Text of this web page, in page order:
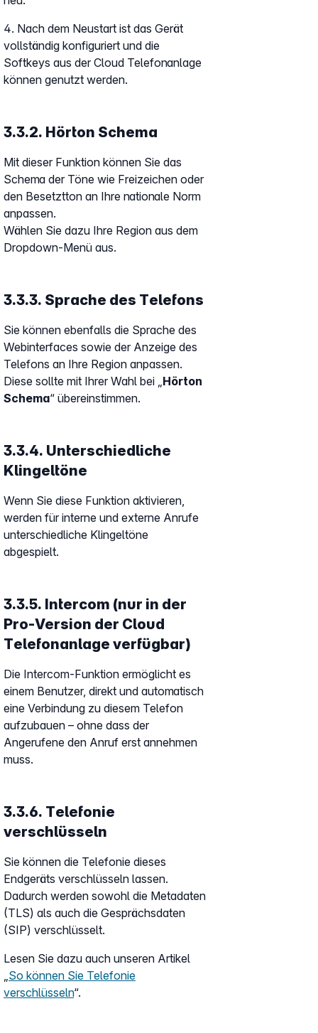
4. Nach dem Neustart ist das Gerät
vollständig konfiguriert und die
Softkeys aus der Cloud Telefonanlage
können genutzt werden.
3.3.2. Hörton Schema
Mit dieser Funktion können Sie das
Schema der Töne wie Freizeichen oder
den Besetztton an Ihre nationale Norm
anpassen.
Wählen Sie dazu Ihre Region aus dem
Dropdown-Menü aus.
3.3.3. Sprache des Telefons
Sie können ebenfalls die Sprache des
Webinterfaces sowie der Anzeige des
Telefons an Ihre Region anpassen.
Diese sollte mit Ihrer Wahl bei „Hörton
Schema“ übereinstimmen.
3.3.4. Unterschiedliche
Klingeltöne
Wenn Sie diese Funktion aktivieren,
werden für interne und externe Anrufe
unterschiedliche Klingeltöne
abgespielt.
3.3.5. Intercom (nur in der
Pro-Version der Cloud
Telefonanlage verfügbar)
Die Intercom-Funktion ermöglicht es
einem Benutzer, direkt und automatisch
eine Verbindung zu diesem Telefon
aufzubauen – ohne dass der
Angerufene den Anruf erst annehmen
muss.
3.3.6. Telefonie
verschlüsseln
Sie können die Telefonie dieses
Endgeräts verschlüsseln lassen.
Dadurch werden sowohl die Metadaten
(TLS) als auch die Gesprächsdaten
(SIP) verschlüsselt.
Lesen Sie dazu auch unseren Artikel
„So können Sie Telefonie
verschlüsseln“.